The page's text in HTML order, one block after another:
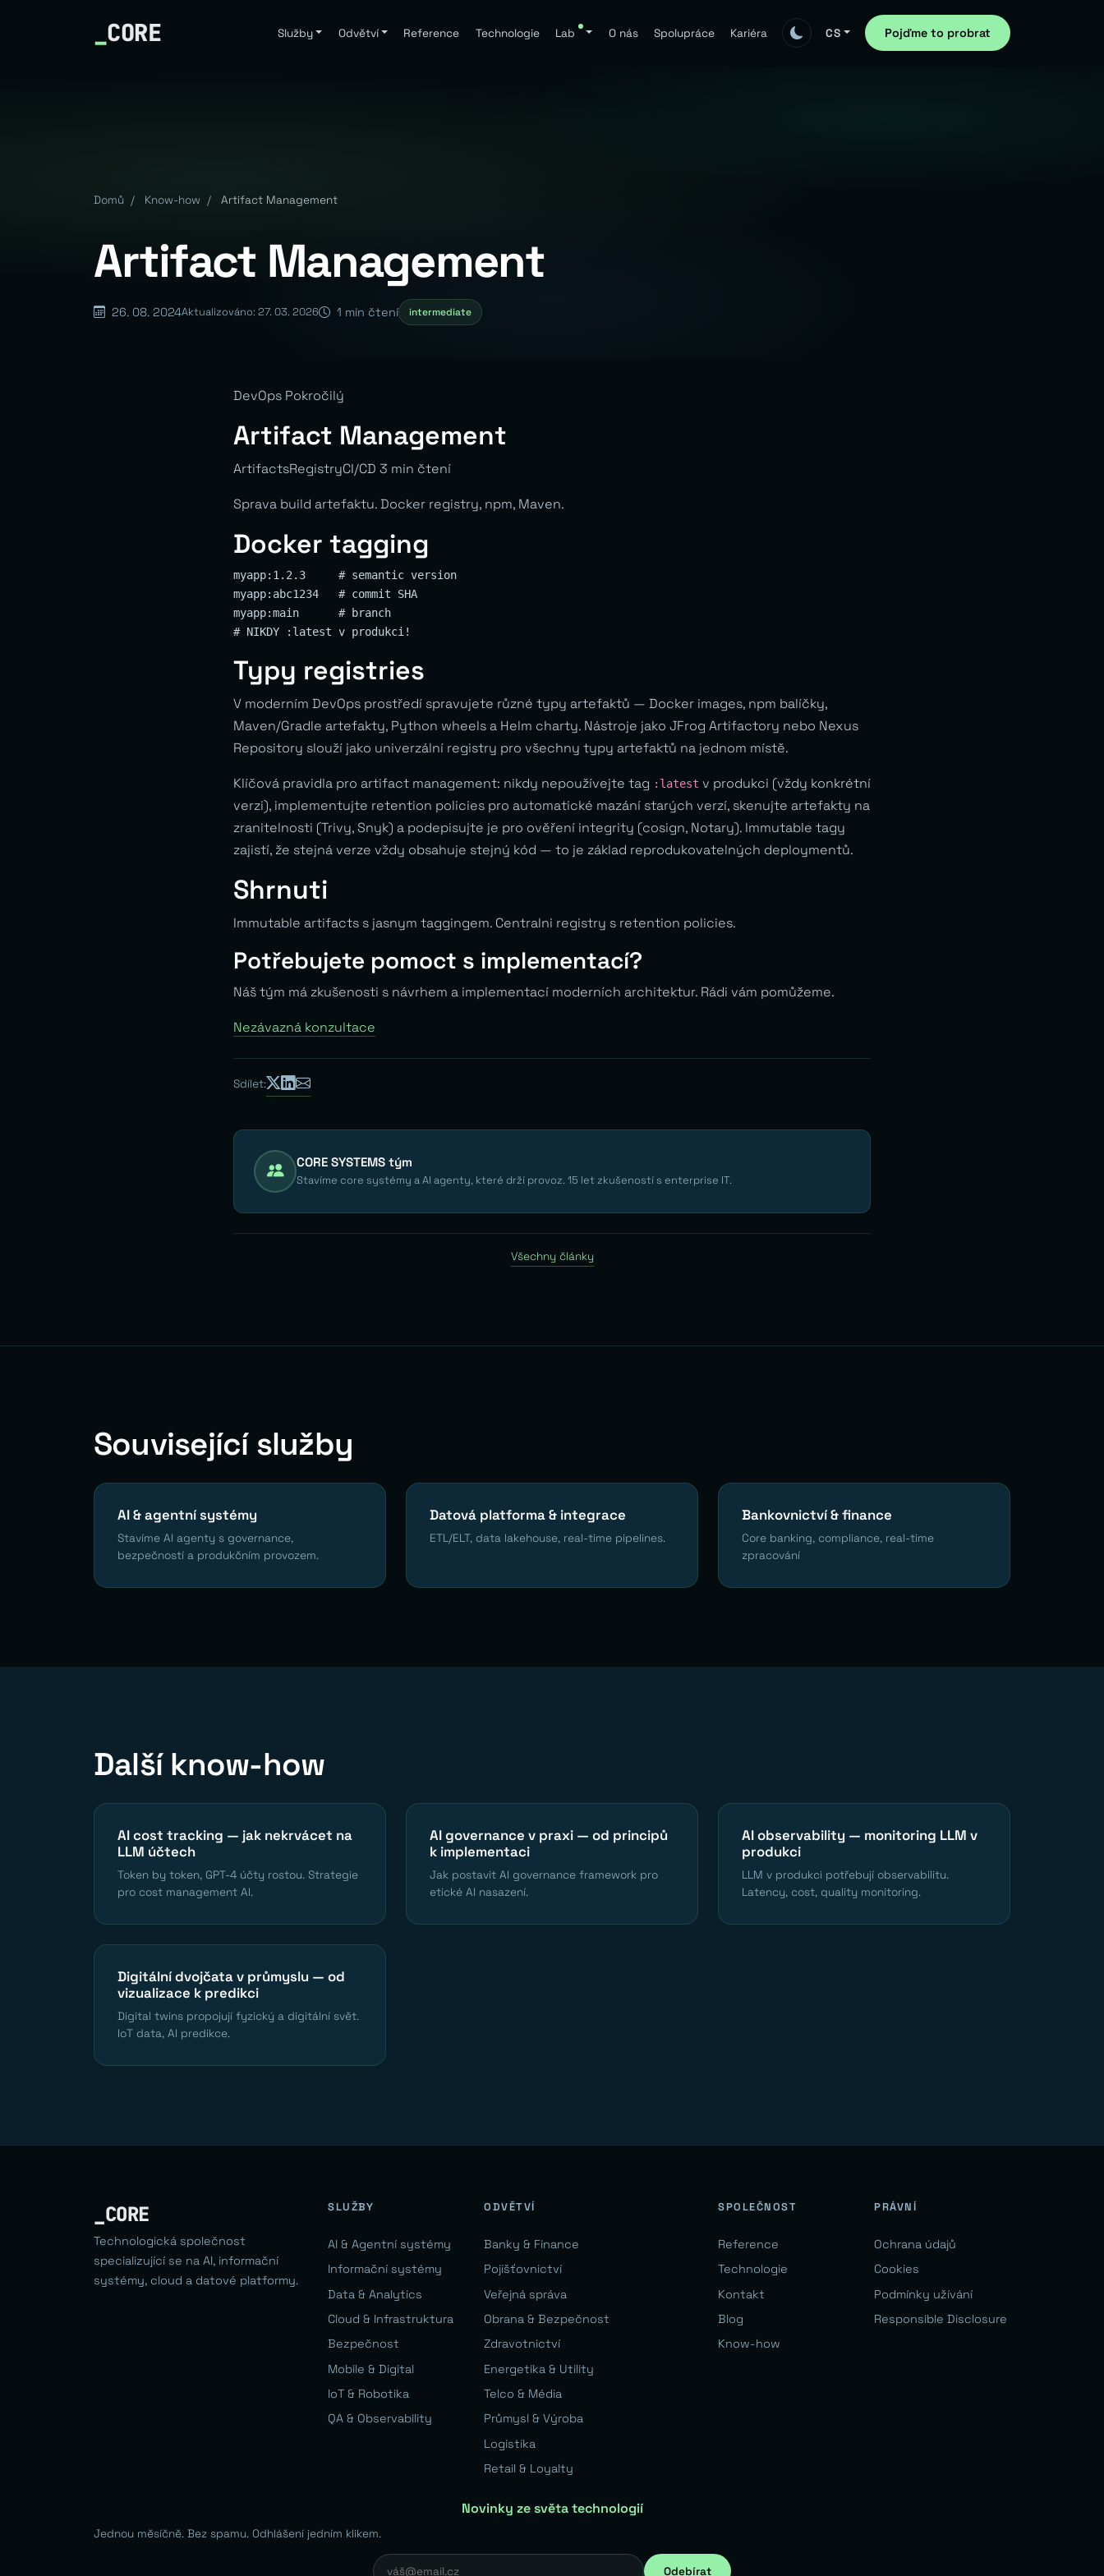
_CORE Služby Odvětví Reference Technologie Lab O nás Spolupráce Kariéra CS Pojďme to probrat
Domů / Know-how / Artifact Management
Artifact Management
26. 08. 2024Aktualizováno: 27. 03. 2026 1 min čtení intermediate
DevOps Pokročilý
Artifact Management
ArtifactsRegistryCI/CD 3 min čtení
Sprava build artefaktu. Docker registry, npm, Maven.
Docker tagging
myapp:1.2.3     # semantic version
myapp:abc1234   # commit SHA
myapp:main      # branch
Typy registries
V moderním DevOps prostředí spravujete různé typy artefaktů — Docker images, npm balíčky,
Maven/Gradle artefakty, Python wheels a Helm charty. Nástroje jako JFrog Artifactory nebo Nexus
Repository slouží jako univerzální registry pro všechny typy artefaktů na jednom místě.
Klíčová pravidla pro artifact management: nikdy nepoužívejte tag :latest v produkci (vždy konkrétní
verzi), implementujte retention policies pro automatické mazání starých verzí, skenujte artefakty na
zranitelnosti (Trivy, Snyk) a podepisujte je pro ověření integrity (cosign, Notary). Immutable tagy
zajistí, že stejná verze vždy obsahuje stejný kód — to je základ reprodukovatelných deploymentů.
Shrnuti
Immutable artifacts s jasnym taggingem. Centralni registry s retention policies.
Potřebujete pomoct s implementací?
Náš tým má zkušenosti s návrhem a implementací moderních architektur. Rádi vám pomůžeme.
Nezávazná konzultace
Sdílet:
CORE SYSTEMS tým
Stavíme core systémy a AI agenty, které drží provoz. 15 let zkušeností s enterprise IT.
Všechny články
Související služby
AI & agentní systémy
Stavíme AI agenty s governance,
bezpečností a produkčním provozem.
Datová platforma & integrace
ETL/ELT, data lakehouse, real-time pipelines.
Bankovnictví & finance
Core banking, compliance, real-time
zpracování
Další know-how
AI cost tracking — jak nekrvácet na
LLM účtech
Token by token, GPT-4 účty rostou. Strategie
pro cost management AI.
AI governance v praxi — od principů
k implementaci
Jak postavit AI governance framework pro
etické AI nasazení.
AI observability — monitoring LLM v
produkci
LLM v produkci potřebují observabilitu.
Latency, cost, quality monitoring.
Digitální dvojčata v průmyslu — od
vizualizace k predikci
Digital twins propojují fyzický a digitální svět.
IoT data, AI predikce.
_CORE
Technologická společnost
specializující se na AI, informační
systémy, cloud a datové platformy.
SLUŽBY
AI & Agentní systémy
Informační systémy
Data & Analytics
Cloud & Infrastruktura
Bezpečnost
Mobile & Digital
IoT & Robotika
QA & Observability
ODVĚTVÍ
Banky & Finance
Pojišťovnictví
Veřejná správa
Obrana & Bezpečnost
Zdravotnictví
Energetika & Utility
Telco & Média
Průmysl & Výroba
Logistika
Retail & Loyalty
SPOLEČNOST
Reference
Technologie
Kontakt
Blog
Know-how
PRÁVNÍ
Ochrana údajů
Cookies
Podmínky užívání
Responsible Disclosure
Novinky ze světa technologií
Jednou měsíčně. Bez spamu. Odhlášení jedním klikem.
Odebírat